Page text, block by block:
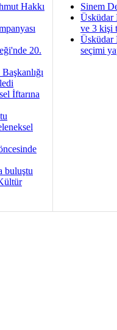
Hakkı
20.
İftarına
buluştu
Sinem
Üsküdar
ve 3 kişi
Üsküdar
seçimi